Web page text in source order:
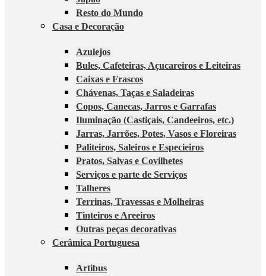
Resto do Mundo
Casa e Decoração
Azulejos
Bules, Cafeteiras, Açucareiros e Leiteiras
Caixas e Frascos
Chávenas, Taças e Saladeiras
Copos, Canecas, Jarros e Garrafas
Iluminação (Castiçais, Candeeiros, etc.)
Jarras, Jarrões, Potes, Vasos e Floreiras
Paliteiros, Saleiros e Especieiros
Pratos, Salvas e Covilhetes
Serviços e parte de Serviços
Talheres
Terrinas, Travessas e Molheiras
Tinteiros e Areeiros
Outras peças decorativas
Cerâmica Portuguesa
Artibus